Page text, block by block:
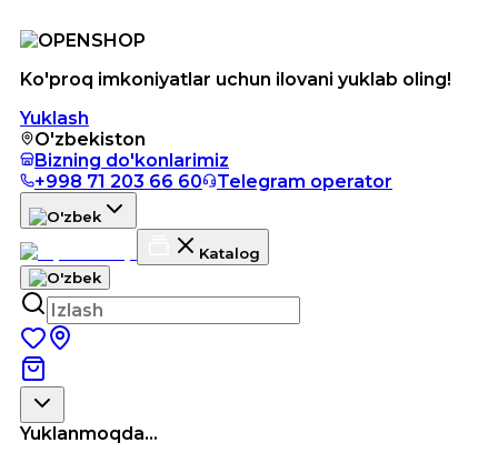
Ko'proq imkoniyatlar uchun ilovani yuklab oling!
Yuklash
O'zbekiston
Bizning do'konlarimiz
+998 71 203 66 60
Telegram operator
Katalog
Yuklanmoqda...